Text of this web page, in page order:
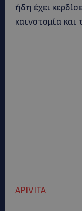
ήδη έχει
καινοτομία
APIVITA